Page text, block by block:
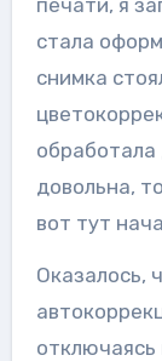
стала
снимка
обработала
довольна,
вот тут
Оказалось,